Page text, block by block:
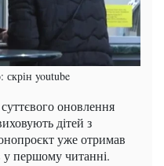
youtube
оновлення
дітей з
уже отримав
у першому читанні.